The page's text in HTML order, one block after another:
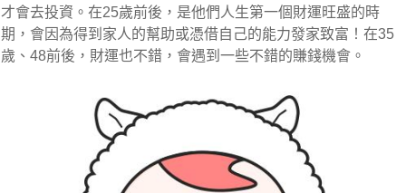
才會去投資。在25歲前後，是他們人生第一個財運旺盛的時
期，會因為得到家人的幫助或憑借自己的能力發家致富！在35
歲、48前後，財運也不錯，會遇到一些不錯的賺錢機會。